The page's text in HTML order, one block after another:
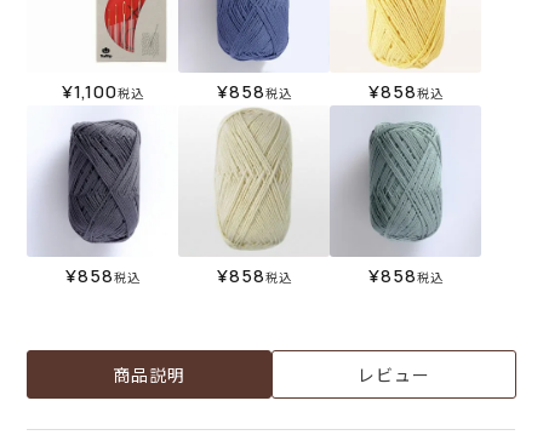
¥1,100税込 ¥858税込 ¥858税込
¥858税込 ¥858税込 ¥858税込
商品説明 レビュー